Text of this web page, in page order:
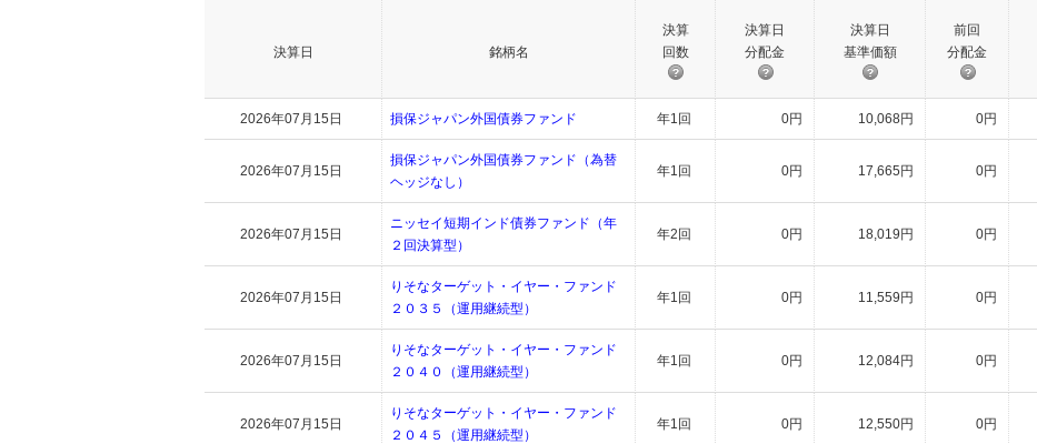
決算日 銘柄名
決算
回数
決算日
分配金
決算日
基準価額
前回
分配金
2026年07月15日 損保ジャパン外国債券ファンド 年1回 0円 10,068円 0円
2026年07月15日
損保ジャパン外国債券ファンド（為替
ヘッジなし）
年1回 0円 17,665円 0円
2026年07月15日
ニッセイ短期インド債券ファンド（年
２回決算型）
年2回 0円 18,019円 0円
2026年07月15日
りそなターゲット・イヤー・ファンド
２０３５（運用継続型）
年1回 0円 11,559円 0円
2026年07月15日
りそなターゲット・イヤー・ファンド
２０４０（運用継続型）
年1回 0円 12,084円 0円
2026年07月15日
りそなターゲット・イヤー・ファンド
２０４５（運用継続型）
年1回 0円 12,550円 0円